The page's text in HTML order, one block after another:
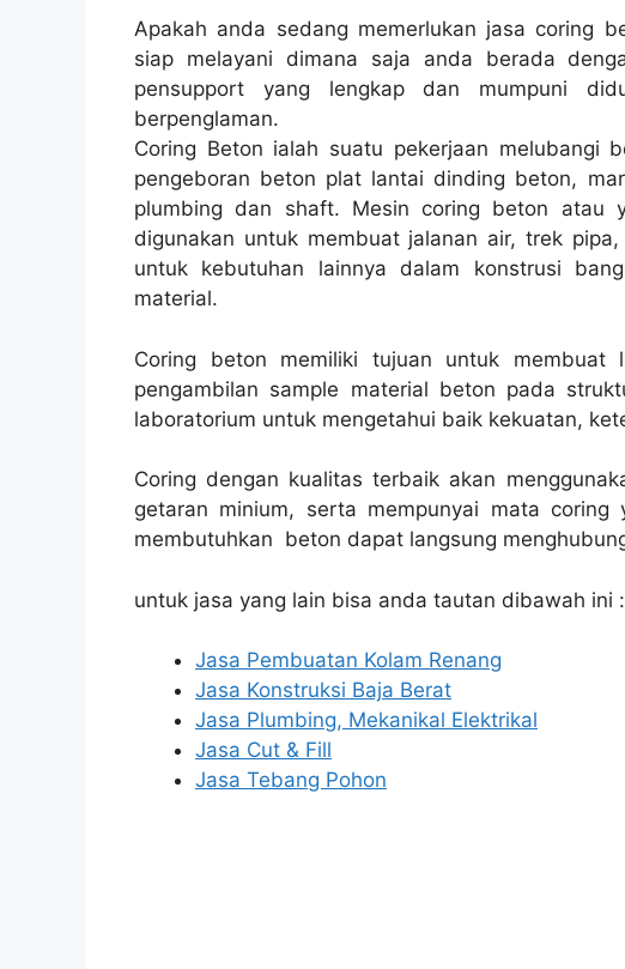
Apakah anda sedang memerlukan jasa coring
siap melayani dimana saja anda berada
pensupport yang lengkap dan mumpuni
berpenglaman.
Coring Beton ialah suatu pekerjaan melubangi
pengeboran beton plat lantai dinding beton,
plumbing dan shaft. Mesin coring beton atau
digunakan untuk membuat jalanan air, trek
untuk kebutuhan lainnya dalam konstrusi
material.
Coring beton memiliki tujuan untuk
pengambilan sample material beton pada
laboratorium untuk mengetahui baik kekuatan,
Coring dengan kualitas terbaik akan
getaran minium, serta mempunyai mata
membutuhkan beton dapat langsung
untuk jasa yang lain bisa anda tautan dibawah ini :
Jasa Pembuatan Kolam Renang
Jasa Konstruksi Baja Berat
Jasa Plumbing, Mekanikal Elektrikal
Jasa Cut & Fill
Jasa Tebang Pohon